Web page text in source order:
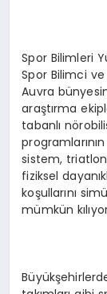
Spor Bilimleri
Spor Bilimci
Auvra
araştırma
tabanlı
sistem,
fiziksel
koşullarını
mümkün